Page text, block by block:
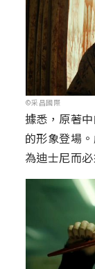
©采昌國際
據悉，原著
的形象登場
為迪士尼而